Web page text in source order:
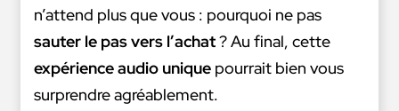
n’attend plus que vous : pourquoi ne pas
sauter le pas vers l’achat? Au final, cette
expérience audio unique pourrait bien vous
surprendre agréablement.